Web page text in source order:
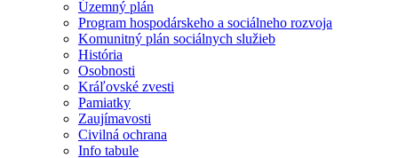
Územný plán
Program hospodárskeho a sociálneho rozvoja
Komunitný plán sociálnych služieb
História
Osobnosti
Kráľovské zvesti
Pamiatky
Zaujímavosti
Civilná ochrana
Info tabule